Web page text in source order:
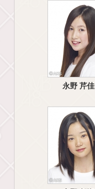
永野 芹佳